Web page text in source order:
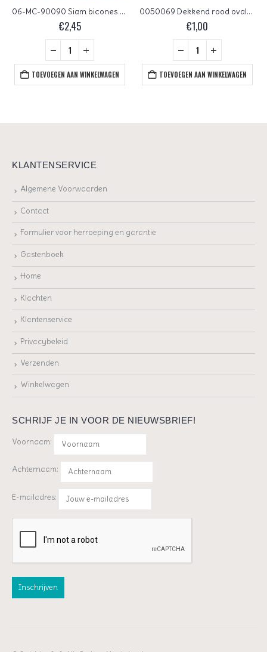
06-MC-90090 Siam bicones 6 mm 24 stuks
€2,45
TOEVOEGEN AAN WINKELWAGEN
0050069 Dekkend rood ovalen schijfje.
€1,00
TOEVOEGEN AAN WINKELWAGEN
KLANTENSERVICE
Algemene Voorwaarden
Contact
Formulier voor herroeping en garantie
Gastenboek
Home
Klachten
Klantenservice
Privacybeleid
Verzenden
Winkelwagen
SCHRIJF JE IN VOOR DE NIEUWSBRIEF!
Voornaam:
Achternaam:
E-mailadres: